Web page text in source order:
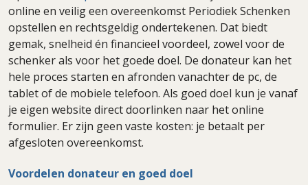
online en veilig een overeenkomst Periodiek Schenken
opstellen en rechtsgeldig ondertekenen. Dat biedt
gemak, snelheid én financieel voordeel, zowel voor de
schenker als voor het goede doel. De donateur kan het
hele proces starten en afronden vanachter de pc, de
tablet of de mobiele telefoon. Als goed doel kun je vanaf
je eigen website direct doorlinken naar het online
formulier. Er zijn geen vaste kosten: je betaalt per
afgesloten overeenkomst.
Voordelen donateur en goed doel